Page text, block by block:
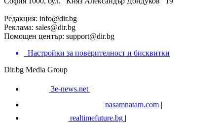
Редакция: info@dir.bg
Реклама: sales@dir.bg
Помощен център: support@dir.bg
Настройки за поверителност и бисквитки
Dir.bg Media Group
3e-news.net |
nasamnatam.com |
realtimefuture.bg |